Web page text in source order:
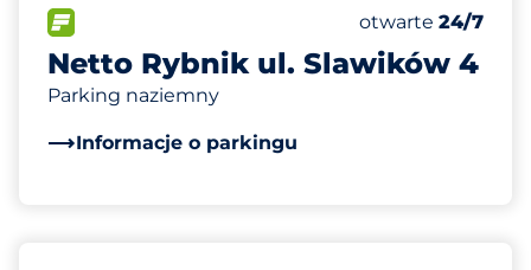
Netto Rybnik ul. Slawików 4
Parking naziemny
Informacje o parkingu
Liczba miejsc
Całkowita
Sobota
otwarte 24/7